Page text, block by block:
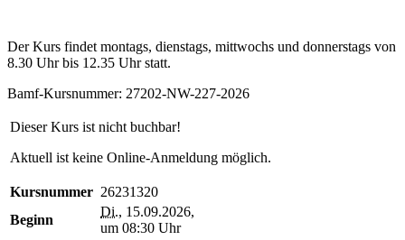
Der Kurs findet montags, dienstags, mittwochs und donnerstags von
8.30 Uhr bis 12.35 Uhr statt.
Bamf-Kursnummer: 27202-NW-227-2026
Dieser Kurs ist nicht buchbar!
Aktuell ist keine Online-Anmeldung möglich.
Kursnummer 26231320
Beginn
Di., 15.09.2026,
um 08:30 Uhr